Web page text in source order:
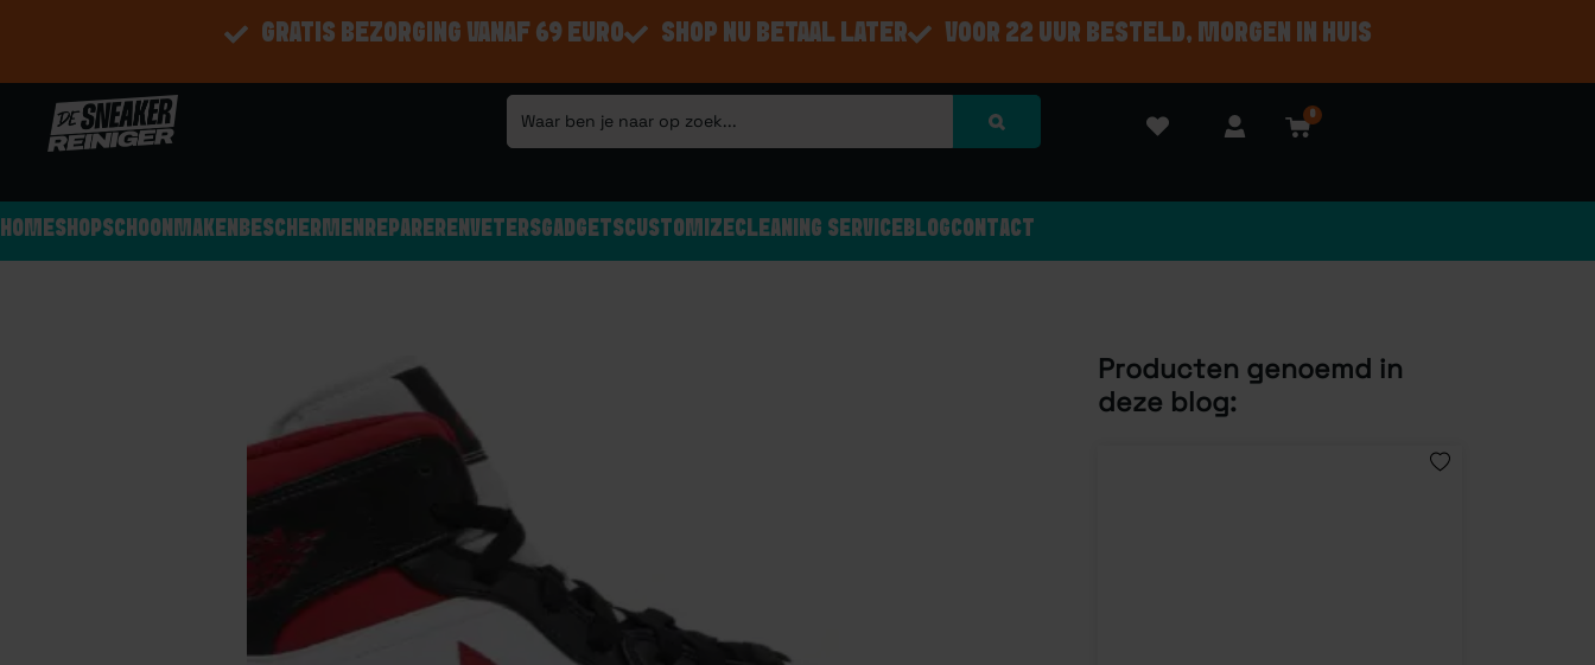
GRATIS BEZORGING VANAF 69 EURO SHOP NU BETAAL LATER VOOR 22 UUR BESTELD, MORGEN IN HUIS
0
HOMESHOPSCHOONMAKEN BESCHERMEN REPAREREN VETERSGADGETSCUSTOMIZECLEANING SERVICE BLOGCONTACT
Producten genoemd in
deze blog: